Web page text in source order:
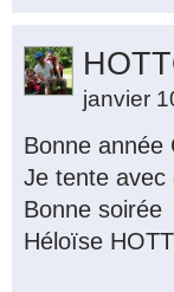
janvier
Bonne
Je tente avec
Bonne soirée
Héloïse